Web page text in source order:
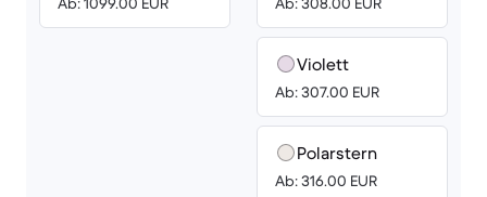
Violett
Ab: 307.00 EUR
Polarstern
Ab: 316.00 EUR